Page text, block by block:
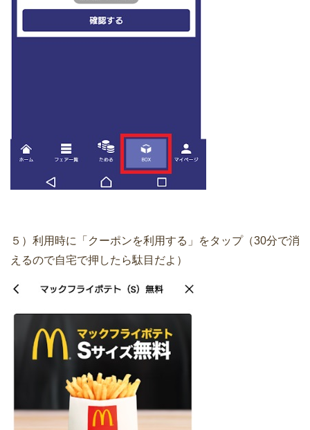
５）利用時に「クーポンを利用する」をタップ（30分で消
えるので自宅で押したら駄目だよ）